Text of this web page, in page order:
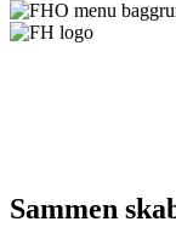
Sammen